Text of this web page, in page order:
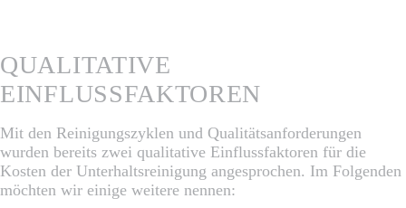
QUALITATIVE
EINFLUSSFAKTOREN
Mit den Reinigungszyklen und Qualitätsanforderungen
wurden bereits zwei qualitative Einflussfaktoren für die
Kosten der Unterhaltsreinigung angesprochen. Im Folgenden
möchten wir einige weitere nennen: